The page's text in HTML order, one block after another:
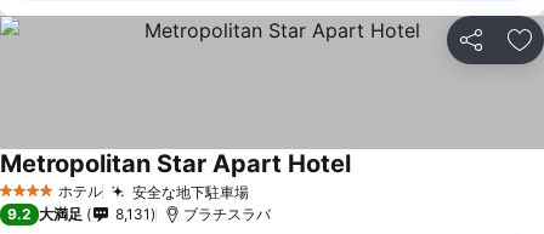
シェア お
4 ホテルのランク
ホテル 安全な地下駐車場
Metropolitan Star Apart Hotel
9.2 大満足 8,131 ブラチスラバ